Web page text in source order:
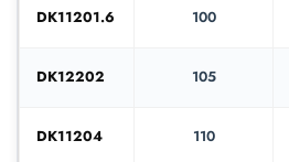
DK11201.6 100
DK12202 105
DK11204 110